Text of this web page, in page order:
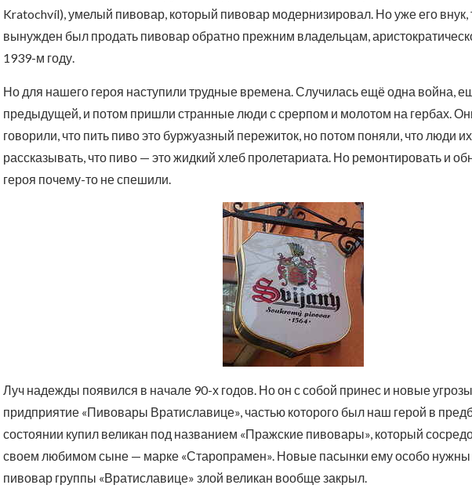
Kratochvíl), умелый пивовар, который пивовар модернизировал. Но уже его внук,
вынужден был продать пивовар обратно прежним владельцам,
1939-м году.
Но для нашего героя наступили трудные времена. Случилась ещё одна война,
предыдущей, и потом пришли странные люди с срерпом и молотом на гербах.
говорили, что пить пиво это буржуазный пережиток, но потом поняли, что люди
рассказывать, что пиво — это жидкий хлеб пролетариата. Но ремонтировать и
героя почему-то не спешили.
Луч надежды появился в начале 90-х годов. Но он с собой принес и новые
придприятие «Пивовары Вратиславице», частью которого был наш герой в
состоянии купил великан под названием «Пражские пивовары», который
своем любимом сыне — марке «Старопрамен». Новые пасынки ему особо нужны
пивовар группы «Вратиславице» злой великан вообще закрыл.